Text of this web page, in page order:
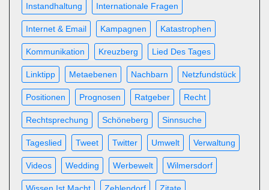
Instandhaltung Internationale Fragen
Internet & Email Kampagnen Katastrophen
Kommunikation Kreuzberg Lied Des Tages
Linktipp Metaebenen Nachbarn Netzfundstück
Positionen Prognosen Ratgeber Recht
Rechtsprechung Schöneberg Sinnsuche
Tageslied Tweet Twitter Umwelt Verwaltung
Videos Wedding Werbewelt Wilmersdorf